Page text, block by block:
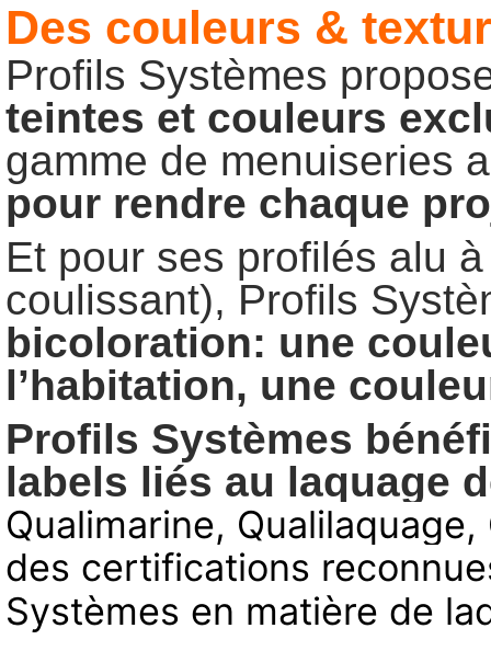
Des couleurs &
Profils Systèmes
teintes et couleurs
gamme de menuiseries
pour rendre chaque
Et pour ses profilés alu
coulissant), Profils
bicoloration: une
l’habitation, une
Profils Systèmes
labels liés au laquage
Qualimarine,
des certifications
Systèmes en matière de